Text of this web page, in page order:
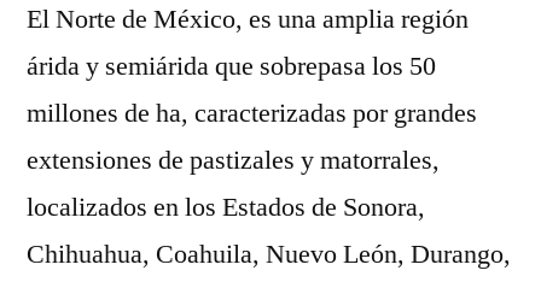
El Norte de México, es una amplia región
árida y semiárida que sobrepasa los 50
millones de ha, caracterizadas por grandes
extensiones de pastizales y matorrales,
localizados en los Estados de Sonora,
Chihuahua, Coahuila, Nuevo León, Durango,